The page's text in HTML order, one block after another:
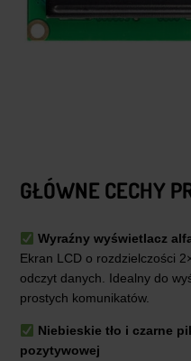
GŁÓWNE CECHY
Wyraźny wyświetlacz
Ekran LCD o rozdzielczości
odczyt danych. Idealny do
prostych komunikatów.
Niebieskie tło i czarne
pozytywowej